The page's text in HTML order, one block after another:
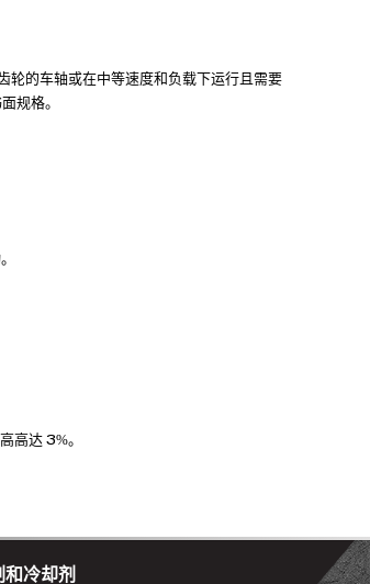
的车轴或在中等速度和负载下运行且需要
规格。
达 3%。
冷却剂